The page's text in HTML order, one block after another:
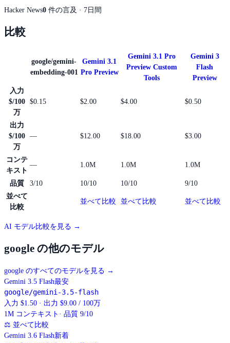
Hacker News0 件の言及 · 7日間
比較
google/gemini-
embedding-001
Gemini 3.1
Pro Preview
Gemini 3.1 Pro
Preview Custom
Tools
Gemini 3
Flash
Preview
入力
$/100
万
$0.15 $2.00 $4.00 $0.50
出力
$/100
万
— $12.00 $18.00 $3.00
コンテ
キスト
— 1.0M 1.0M 1.0M
品質 3/10 10/10 10/10
9/10
並べて
比較
並べて比較 並べて比較 並べて比較
AI モデル比較を見る →
google の他のモデル
google のすべてのモデルを見る →
Gemini 3.5 Flash最安
google/gemini-3.5-flash
入力 $1.50 · 出力 $9.00 / 100万
1M コンテキスト · 品質 9/10
⚖ 並べて比較
Gemini 3.6 Flash新着